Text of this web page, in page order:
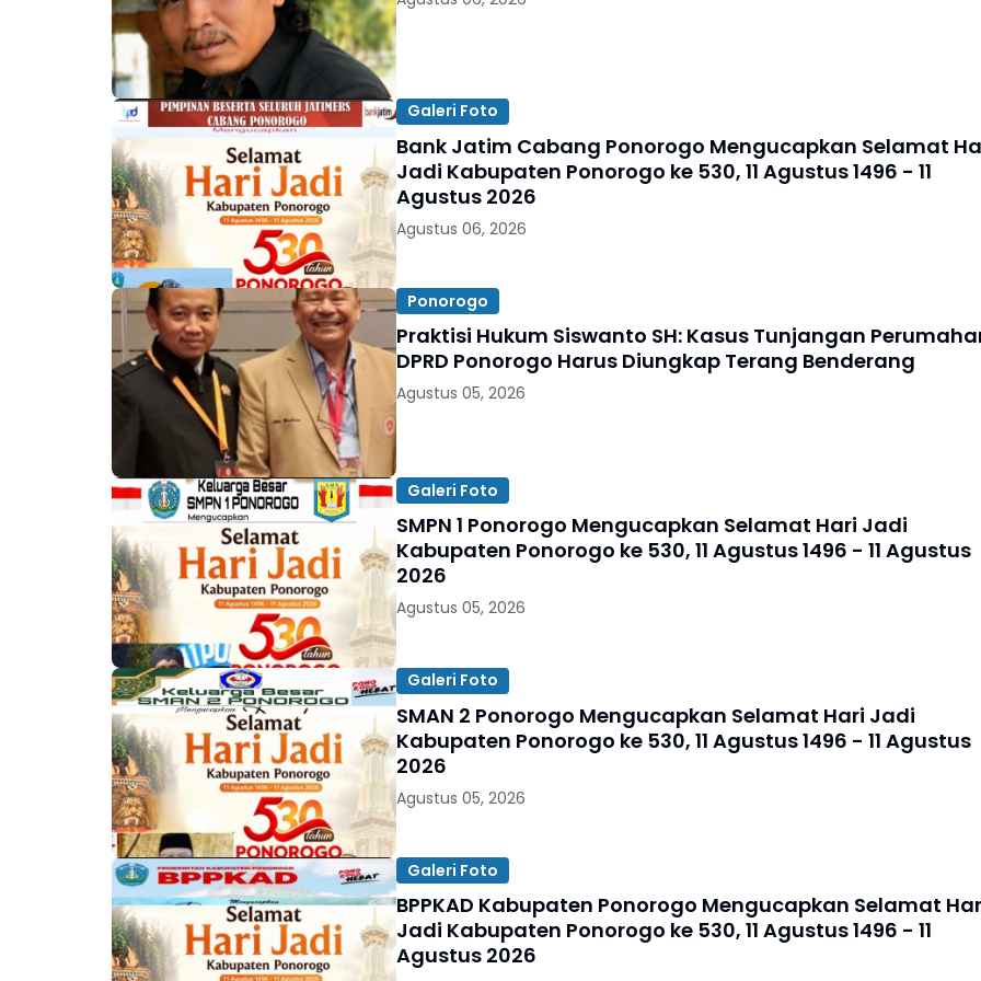
Galeri Foto
Bank Jatim Cabang Ponorogo Mengucapkan Selamat
Jadi Kabupaten Ponorogo ke 530, 11 Agustus 1496 - 11
Agustus 2026
Agustus 06, 2026
Ponorogo
Praktisi Hukum Siswanto SH: Kasus Tunjangan
DPRD Ponorogo Harus Diungkap Terang Benderang
Agustus 05, 2026
Galeri Foto
SMPN 1 Ponorogo Mengucapkan Selamat Hari Jadi
Kabupaten Ponorogo ke 530, 11 Agustus 1496 - 11 Agustus
2026
Agustus 05, 2026
Galeri Foto
SMAN 2 Ponorogo Mengucapkan Selamat Hari Jadi
Kabupaten Ponorogo ke 530, 11 Agustus 1496 - 11 Agustus
2026
Agustus 05, 2026
Galeri Foto
BPPKAD Kabupaten Ponorogo Mengucapkan Selamat
Jadi Kabupaten Ponorogo ke 530, 11 Agustus 1496 - 11
Agustus 2026